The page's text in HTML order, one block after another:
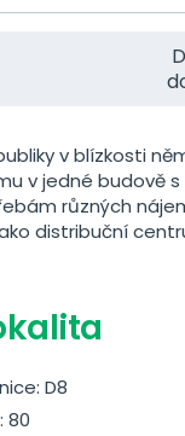
v blízkosti
v jedné budově
různých
distribuční
D8
80